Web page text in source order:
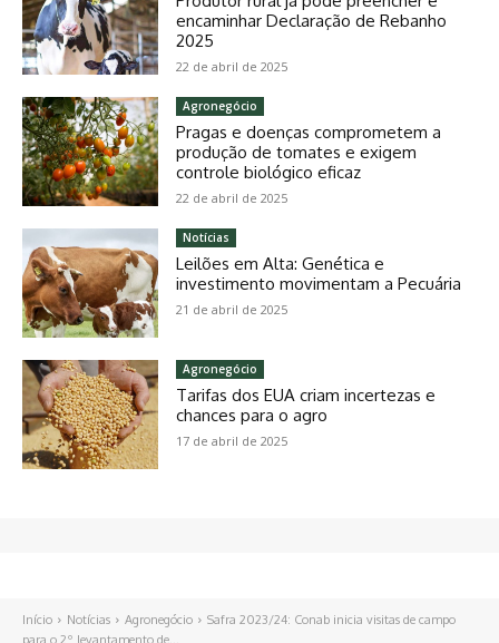
encaminhar Declaração de Rebanho
2025
22 de abril de 2025
Agronegócio
Pragas e doenças comprometem a
produção de tomates e exigem
controle biológico eficaz
22 de abril de 2025
Notícias
Leilões em Alta: Genética e
investimento movimentam a Pecuária
21 de abril de 2025
Agronegócio
Tarifas dos EUA criam incertezas e
chances para o agro
17 de abril de 2025